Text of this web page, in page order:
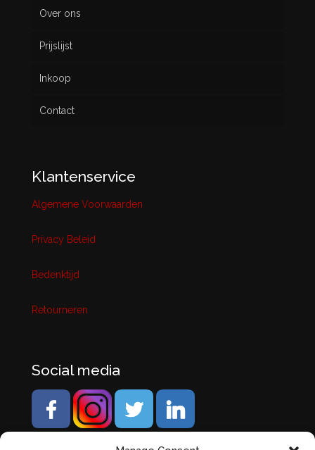
Over ons
Prijslijst
Inkoop
Contact
Klantenservice
Algemene Voorwaarden
Privacy Beleid
Bedenktijd
Retourneren
Social media